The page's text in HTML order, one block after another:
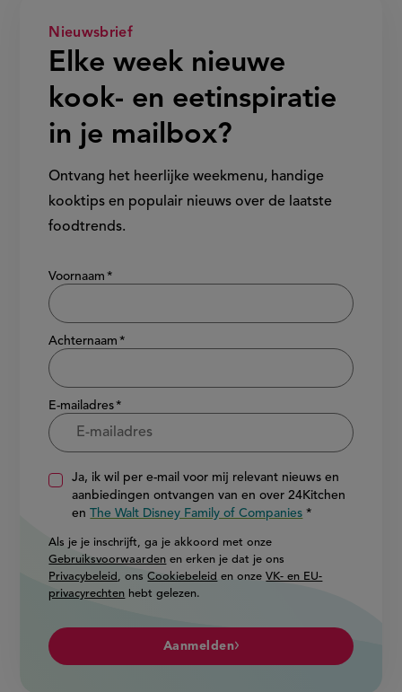
Nieuwsbrief
Elke week nieuwe
kook- en eetinspiratie
in je mailbox?
Ontvang het heerlijke weekmenu, handige
kooktips en populair nieuws over de laatste
foodtrends.
Show/hide
Voornaam
Achternaam
E-mailadres
Ja, ik wil per e-mail voor mij relevant nieuws en
aanbiedingen ontvangen van en over 24Kitchen
enThe Walt Disney Family of Companies
Als je je inschrijft, ga je akkoord met onze
Gebruiksvoorwaarden en erken je dat je ons
Privacybeleid , onsCookiebeleid en onzeVK- en EU-
privacyrechten hebt gelezen.
Aanmelden